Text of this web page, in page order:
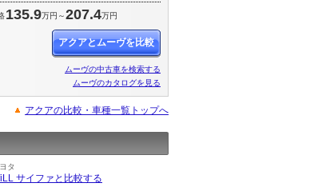
135.9万円～207.4万円
アクアとムーヴを比較
ムーヴの中古車を検索する
ムーヴのカタログを見る
アクアの比較・車種一覧トップへ
タ
サイファと比較する